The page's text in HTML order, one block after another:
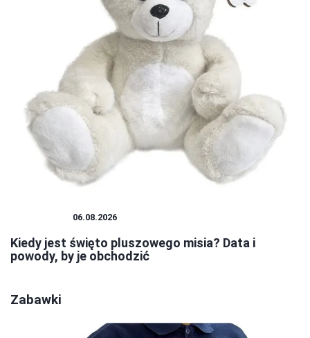
06.08.2026
Kiedy jest święto pluszowego misia? Data i
powody, by je obchodzić
Zabawki